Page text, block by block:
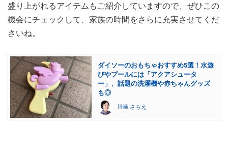
盛り上がれるアイテムもご紹介していますので、ぜひこの
機会にチェックして、家族の時間をさらに充実させてくだ
さいね。
ダイソーのおもちゃおすすめ5選！水遊
びやプールには「アクアシュータ
ー」、話題の洗濯機や赤ちゃんグッズ
も◎
川崎 さちえ